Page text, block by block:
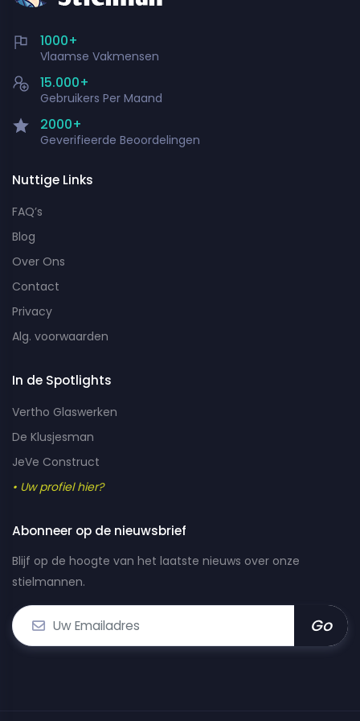
1000+
Vlaamse Vakmensen
15.000+
Gebruikers Per Maand
2000+
Geverifieerde Beoordelingen
Nuttige Links
FAQ’s
Blog
Over Ons
Contact
Privacy
Alg. voorwaarden
In de Spotlights
Vertho Glaswerken
De Klusjesman
JeVe Construct
• Uw profiel hier?
Abonneer op de nieuwsbrief
Blijf op de hoogte van het laatste nieuws over onze
stielmannen.
Go